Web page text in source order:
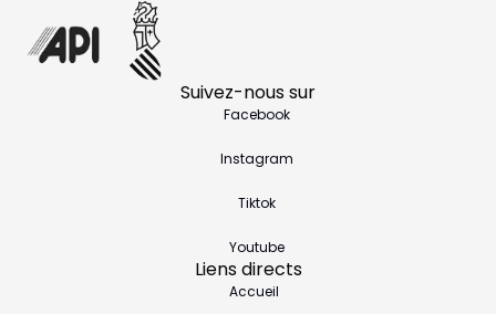
Suivez-nous sur
Facebook
Instagram
Tiktok
Youtube
Liens directs
Accueil